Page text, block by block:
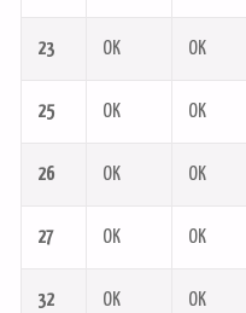
23 OK OK
25 OK OK
26 OK OK
27 OK OK
32 OK OK